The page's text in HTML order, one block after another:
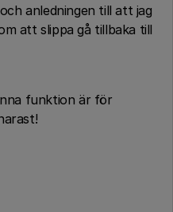
anledningen till att jag
att slippa gå tillbaka till
funktion är för